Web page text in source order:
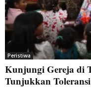
Peristiwa
Kunjungi Gereja di
Tunjukkan